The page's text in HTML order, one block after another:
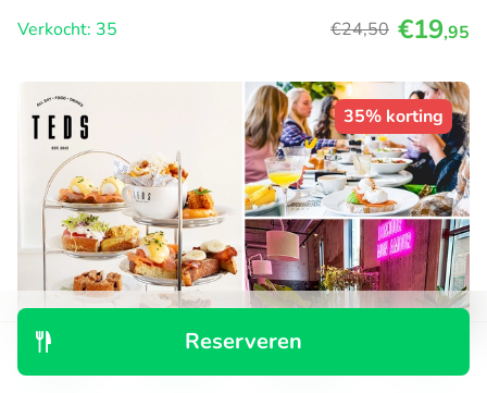
Reserveren
Verkocht: 35
€24,50 €19,95
35% korting